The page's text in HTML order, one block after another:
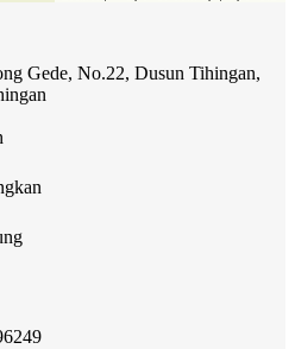
Gede, No.22, Dusun Tihingan,